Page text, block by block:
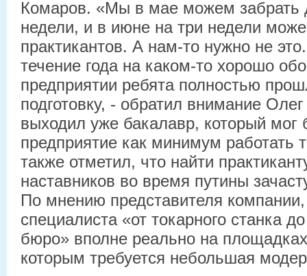
Комаров. «Мы в мае можем забрать
недели, и в июне на три недели
практикантов. А нам-то нужно не
течение года на каком-то хорошо
предприятии ребята полностью
подготовку, - обратил внимание
выходил уже бакалавр, который
предприятие как минимум
также отметил, что найти
наставников во время путины
По мнению представителя компании,
специалиста «от токарного станка до
бюро» вполне реально на
которым требуется небольшая